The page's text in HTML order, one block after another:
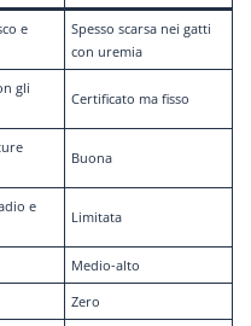
e
Spesso scarsa nei gatti
con uremia
gli
Certificato ma fisso
Buona
e
Limitata
Medio-alto
Zero